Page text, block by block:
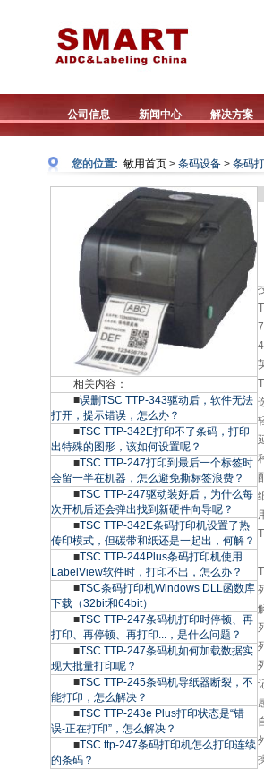
公司信息 新闻中心 解决方案
您的位置: 敏用首页 > 条码设备 > 条码
相关内容：
■误删TSC TTP-343驱动后，软件无法
打开，提示错误，怎么办？
■TSC TTP-342E打印不了条码，打印
出特殊的图形，该如何设置呢？
■TSC TTP-247打印到最后一个标签时
会留一半在机器，怎么避免撕标签浪费？
■TSC TTP-247驱动装好后，为什么每
次开机后还会弹出找到新硬件向导呢？
■TSC TTP-342E条码打印机设置了热
传印模式，但碳带和纸还是一起出，何解？
■TSC TTP-244Plus条码打印机使用
LabelView软件时，打印不出，怎么办？
■TSC条码打印机Windows DLL函数库
下载（32bit和64bit）
■TSC TTP-247条码机打印时停顿、再
打印、再停顿、再打印...，是什么问题？
■TSC TTP-247条码机如何加载数据实
现大批量打印呢？
■TSC TTP-245条码机导纸器断裂，不
能打印，怎么解决？
■TSC TTP-243e Plus打印状态是“错
误-正在打印”，怎么解决？
■TSC ttp-247条码打印机怎么打印连续
的条码？